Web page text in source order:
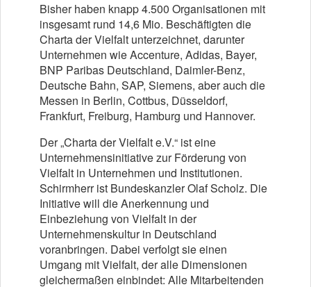
Bisher haben knapp 4.500 Organisationen mit
insgesamt rund 14,6 Mio. Beschäftigten die
Charta der Vielfalt unterzeichnet, darunter
Unternehmen wie Accenture, Adidas, Bayer,
BNP Paribas Deutschland, Daimler-Benz,
Deutsche Bahn, SAP, Siemens, aber auch die
Messen in Berlin, Cottbus, Düsseldorf,
Frankfurt, Freiburg, Hamburg und Hannover.
Der „Charta der Vielfalt e.V.“ ist eine
Unternehmensinitiative zur Förderung von
Vielfalt in Unternehmen und Institutionen.
Schirmherr ist Bundeskanzler Olaf Scholz. Die
Initiative will die Anerkennung und
Einbeziehung von Vielfalt in der
Unternehmenskultur in Deutschland
voranbringen. Dabei verfolgt sie einen
Umgang mit Vielfalt, der alle Dimensionen
gleichermaßen einbindet: Alle Mitarbeitenden